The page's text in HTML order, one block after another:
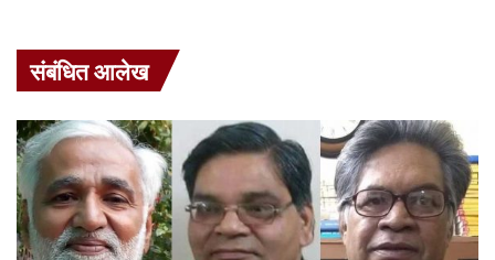
संबंधित आलेख